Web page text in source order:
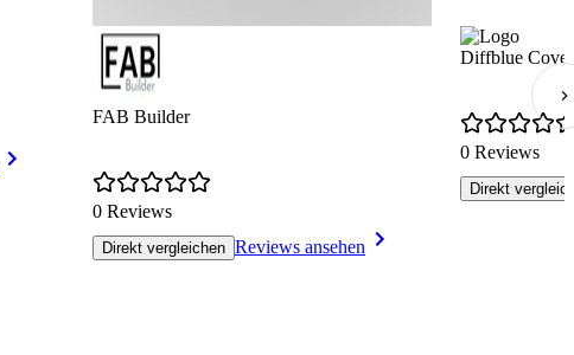
FAB Builder
0 Reviews
Direkt vergleichen Reviews ansehen
Diffblue Cover
0 Reviews
Direkt